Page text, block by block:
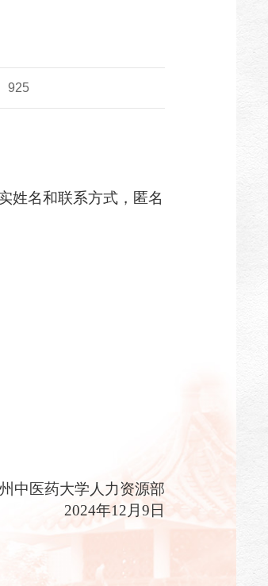
925
姓名和联系方式，匿名
中医药大学 人力资源部
2024年12 月 9 日